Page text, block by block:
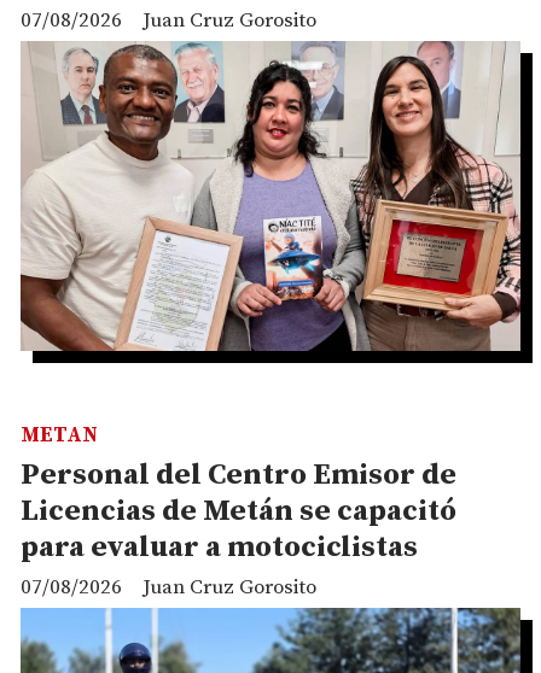
Juan Cruz Gorosito
07/08/2026
Personal del Centro Emisor de
Licencias de Metán se capacitó
para evaluar a motociclistas
Juan Cruz Gorosito
METAN
07/08/2026